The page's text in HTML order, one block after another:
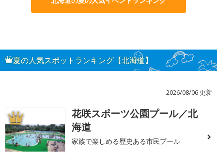
夏の人気スポットランキング【北海道】
2026/08/06 更新
1
花咲スポーツ公園プール／北
海道
家族で楽しめる歴史ある市民プール